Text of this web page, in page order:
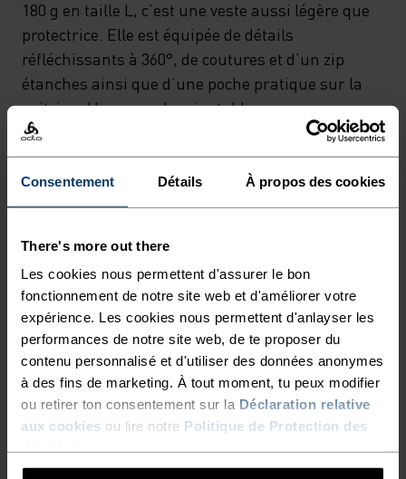
Consentement Détails À propos des cookies
There's more out there
Les cookies nous permettent d'assurer le bon
fonctionnement de notre site web et d'améliorer votre
expérience. Les cookies nous permettent d'anlayser les
performances de notre site web, de te proposer du
contenu personnalisé et d'utiliser des données anonymes
à des fins de marketing. À tout moment, tu peux modifier
ou retirer ton consentement sur la Déclaration relative
aux cookies ou lire notre Politique de Protection des
180 g en taille L, c’est une veste aussi légère que
protectrice. Elle est équipée de détails
réfléchissants à 360°, de coutures et d’un zip
étanches ainsi que d’une poche pratique sur la
poitrine. Une capuche ajustable conçue pour
courir et pourvue d’une visière complète ce
modèle haute performance.Tu n’auras jamais
autant aimé courir sous la pluie.
RAPIDE COMME L'ÉCLAIR,
LÉGER COMME L'AIR
Vêtements de running techniques à séchage
rapide pour garder une longueur d'avance.
NIVEAU D'ACTIVITÉ